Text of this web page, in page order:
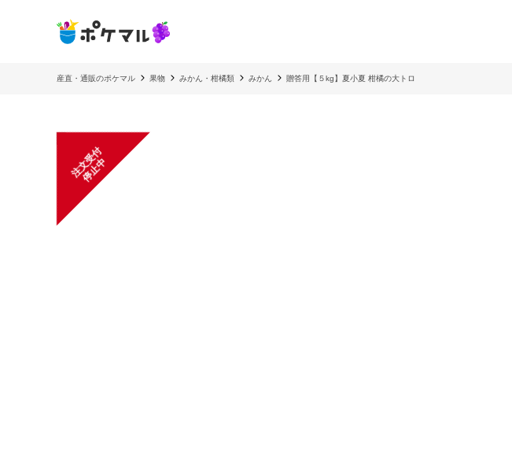
産直・通販のポケマル 果物 みかん・柑橘類 みかん 贈答用【５kg】夏小夏 柑橘の大トロ
注
文
受
付
停
止
中